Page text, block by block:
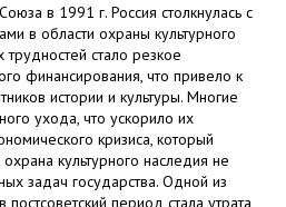
в 1991 г. Россия столкнулась с
в области охраны культурного
стало резкое
финансирования, что привело к
истории и культуры. Многие
ухода, что ускорило их
кризиса, который
культурного наследия не
задач государства. Одной из
период стала утрата